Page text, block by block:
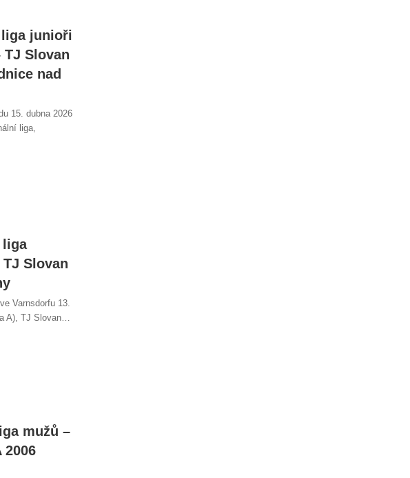
liga junioři
TJ Slovan
nad
15. dubna 2026
liga,
liga
Slovan
Varnsdorfu 13.
A), TJ Slovan…
mužů –
2006